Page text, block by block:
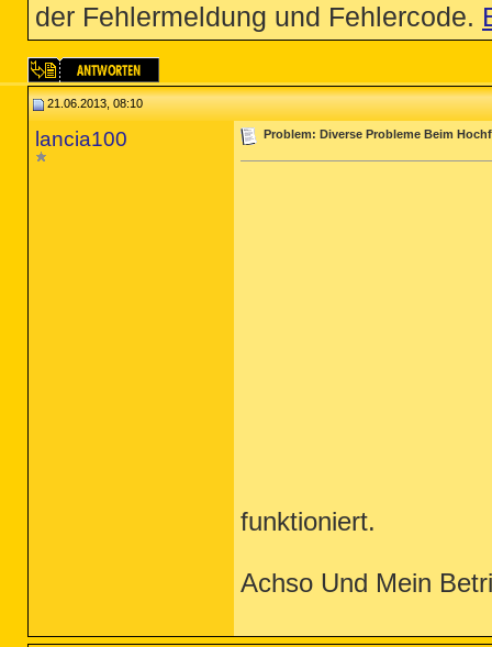
der Fehlermeldung und Fehlercode.
21.06.2013, 08:10
lancia100 Problem: Diverse Probleme Beim
funktioniert.
Achso Und Mein